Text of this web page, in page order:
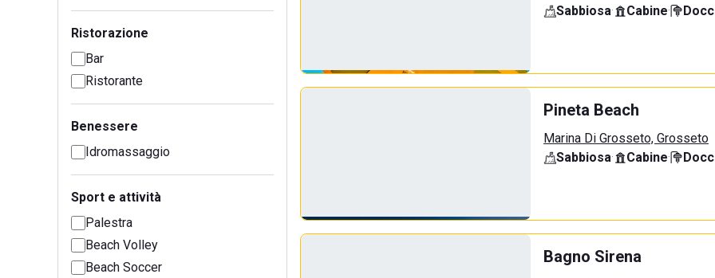
Ristorazione
Bar
Ristorante
Benessere
Idromassaggio
Sport e attività
Palestra
Beach Volley
Beach Soccer
Sabbiosa· Cabine·
Pineta Beach
Marina Di Grosseto, Grosseto
Sabbiosa· Cabine·
Bagno Sirena